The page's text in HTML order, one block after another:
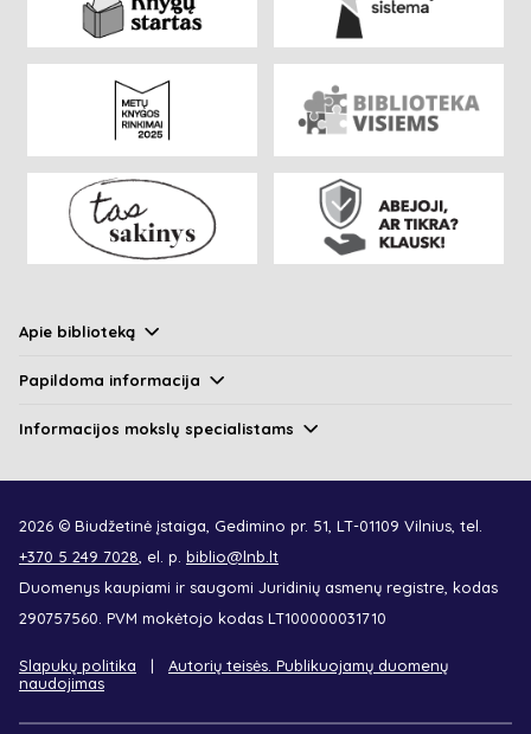
Apie biblioteką
Papildoma informacija
Informacijos mokslų specialistams
2026 © Biudžetinė įstaiga, Gedimino pr. 51, LT-01109 Vilnius, tel.
+370 5 249 7028, el. p. biblio@lnb.lt
Duomenys kaupiami ir saugomi Juridinių asmenų registre, kodas
290757560. PVM mokėtojo kodas LT100000031710
Slapukų politika
Autorių teisės. Publikuojamų duomenų
naudojimas